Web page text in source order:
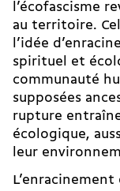
l’écofascisme
au territoire.
l’idée
spirituel et
communauté
supposées
rupture
écologique,
leur